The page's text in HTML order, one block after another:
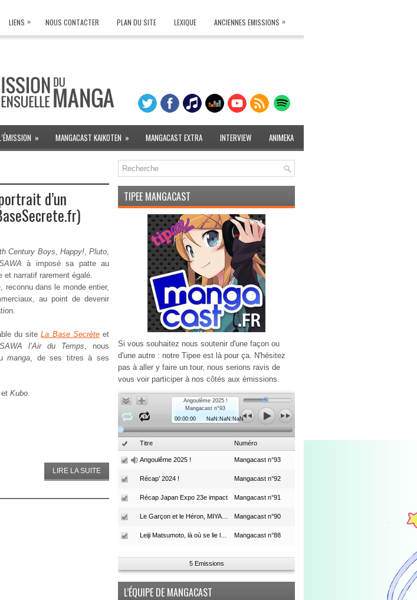
LIENS » NOUS CONTACTER PLAN DU SITE LEXIQUE ANCIENNES EMISSIONS »
» MANGACAST KAIKOTEN » MANGACAST EXTRA INTERVIEW ANIMEKA
d’un
Century Boys, Happy!, Pluto,
à imposé sa patte au
et narratif rarement égalé.
, reconnu dans le monde entier,
au point de devenir
du siteLa Base Secrèteet
l’Air du Temps, nous
manga, de ses titres à ses
et Kubo.
LIRE LA SUITE
TIPEE MANGACAST
Si vous souhaitez nous soutenir d'une façon ou
d'une autre : notre Tipee est là pour ça. N'hésitez
pas à aller y faire un tour, nous serions ravis de
vous voir participer à nos côtés aux émissions.
Angoulême 2025 !
Mangacast n°93
00:00:00
NaN:NaN:NaN
Titre Numéro
Angoulême 2025 ! Mangacast n°93
Récap’ 2024 ! Mangacast n°92
Récap Japan Expo 23e impact Mangacast n°91
Mangacast n°90
Mangacast n°88
5 Emissions
L’ÉQUIPE DE MANGACAST